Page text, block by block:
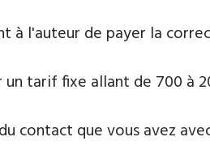
à l'auteur de payer la
un tarif fixe allant de 700
contact que vous avez